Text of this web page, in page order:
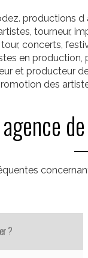
productions
tourneur,
concerts,
en
et producteur
des
?